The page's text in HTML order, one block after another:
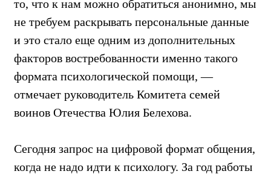
то, что к нам можно обратиться анонимно, мы
не требуем раскрывать персональные данные
и это стало еще одним из дополнительных
факторов востребованности именно такого
формата психологической помощи, —
отмечает руководитель Комитета семей
воинов Отечества Юлия Белехова.
Сегодня запрос на цифровой формат общения,
когда не надо идти к психологу. За год работы